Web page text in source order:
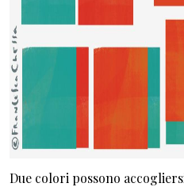
Due colori possono